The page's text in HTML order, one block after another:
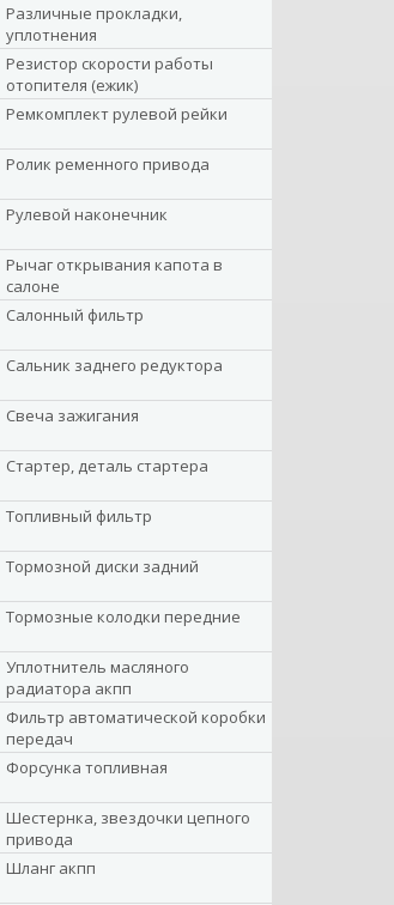
Различные прокладки,
уплотнения
Резистор скорости работы
отопителя (ежик)
Ремкомплект рулевой рейки
Ролик ременного привода
Рулевой наконечник
Рычаг открывания капота в
салоне
Салонный фильтр
Сальник заднего редуктора
Свеча зажигания
Стартер, деталь стартера
Топливный фильтр
Тормозной диски задний
Тормозные колодки передние
Уплотнитель масляного
радиатора акпп
Фильтр автоматической коробки
передач
Форсунка топливная
Шестернка, звездочки цепного
привода
Шланг акпп